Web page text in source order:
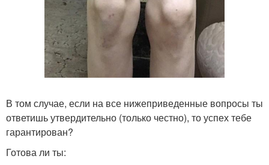
В том случае, если на все нижеприведенные вопросы ты
ответишь утвердительно (только честно), то успех тебе
гарантирован?
Готова ли ты: